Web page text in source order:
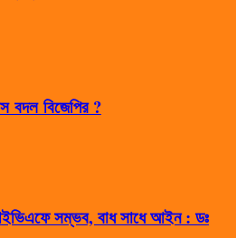
বদল বিজেপির ?
সম্ভব, বাধ সাধে আইন : ডঃ